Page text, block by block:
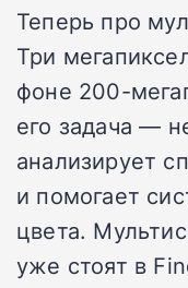
Теперь про
Три
фоне 200-
его задача —
анализирует
и помогает
цвета.
уже стоят в